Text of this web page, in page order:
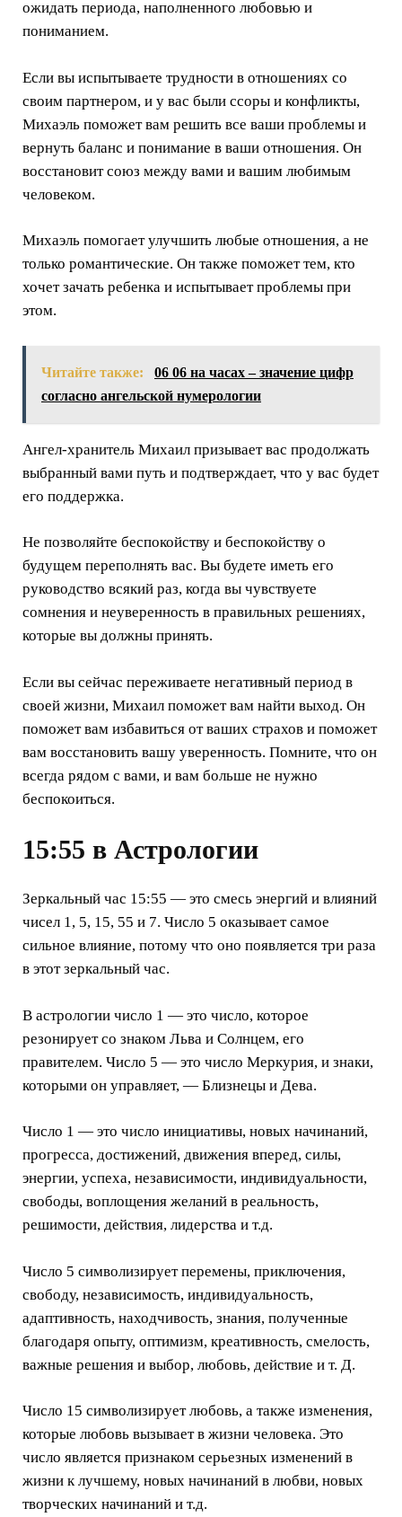
ожидать периода, наполненного любовью и
пониманием.
Если вы испытываете трудности в отношениях со
своим партнером, и у вас были ссоры и конфликты,
Михаэль поможет вам решить все ваши проблемы и
вернуть баланс и понимание в ваши отношения. Он
восстановит союз между вами и вашим любимым
человеком.
Михаэль помогает улучшить любые отношения, а не
только романтические. Он также поможет тем, кто
хочет зачать ребенка и испытывает проблемы при
этом.
Читайте также:
06 06 на часах – значение цифр
согласно ангельской нумерологии
Ангел-хранитель Михаил призывает вас продолжать
выбранный вами путь и подтверждает, что у вас будет
его поддержка.
Не позволяйте беспокойству и беспокойству о
будущем переполнять вас. Вы будете иметь его
руководство всякий раз, когда вы чувствуете
сомнения и неуверенность в правильных решениях,
которые вы должны принять.
Если вы сейчас переживаете негативный период в
своей жизни, Михаил поможет вам найти выход. Он
поможет вам избавиться от ваших страхов и поможет
вам восстановить вашу уверенность. Помните, что он
всегда рядом с вами, и вам больше не нужно
беспокоиться.
15:55 в Астрологии
Зеркальный час 15:55 — это смесь энергий и влияний
чисел 1, 5, 15, 55 и 7. Число 5 оказывает самое
сильное влияние, потому что оно появляется три раза
в этот зеркальный час.
В астрологии число 1 — это число, которое
резонирует со знаком Льва и Солнцем, его
правителем. Число 5 — это число Меркурия, и знаки,
которыми он управляет, — Близнецы и Дева.
Число 1 — это число инициативы, новых начинаний,
прогресса, достижений, движения вперед, силы,
энергии, успеха, независимости, индивидуальности,
свободы, воплощения желаний в реальность,
решимости, действия, лидерства и т.д.
Число 5 символизирует перемены, приключения,
свободу, независимость, индивидуальность,
адаптивность, находчивость, знания, полученные
благодаря опыту, оптимизм, креативность, смелость,
важные решения и выбор, любовь, действие и т. Д.
Число 15 символизирует любовь, а также изменения,
которые любовь вызывает в жизни человека. Это
число является признаком серьезных изменений в
жизни к лучшему, новых начинаний в любви, новых
творческих начинаний и т.д.